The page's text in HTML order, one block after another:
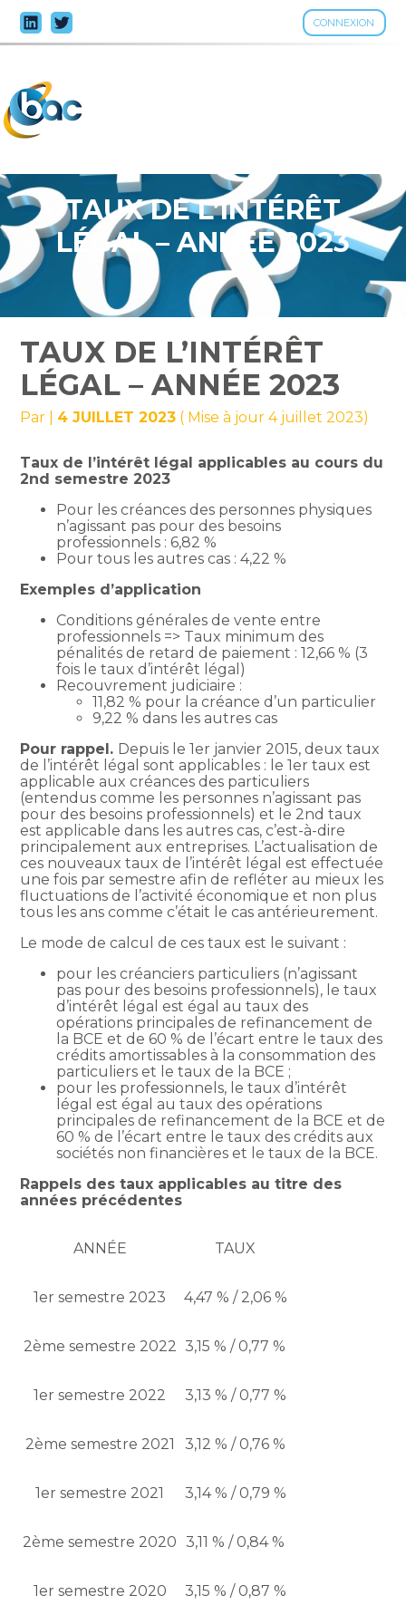
CONNEXION
Aller
au
TAUX DE L’INTÉRÊT
LÉGAL – ANNÉE 2023
TAUX DE L’INTÉRÊT
LÉGAL – ANNÉE 2023
Par 4 JUILLET 2023 ( Mise à jour 4 juillet 2023)
Taux de l’intérêt légal applicables au cours du
2nd semestre 2023
Pour les créances des personnes physiques
n’agissant pas pour des besoins
professionnels : 6,82 %
Pour tous les autres cas : 4,22 %
Exemples d’application
Conditions générales de vente entre
professionnels => Taux minimum des
pénalités de retard de paiement : 12,66 % (3
fois le taux d’intérêt légal)
Recouvrement judiciaire :
11,82 % pour la créance d’un particulier
9,22 % dans les autres cas
Pour rappel. Depuis le 1er janvier 2015, deux taux
de l’intérêt légal sont applicables : le 1er taux est
applicable aux créances des particuliers
(entendus comme les personnes n’agissant pas
pour des besoins professionnels) et le 2nd taux
est applicable dans les autres cas, c’est-à-dire
principalement aux entreprises. L’actualisation de
ces nouveaux taux de l’intérêt légal est effectuée
une fois par semestre afin de refléter au mieux les
fluctuations de l’activité économique et non plus
tous les ans comme c’était le cas antérieurement.
Le mode de calcul de ces taux est le suivant :
pour les créanciers particuliers (n’agissant
pas pour des besoins professionnels), le taux
d’intérêt légal est égal au taux des
opérations principales de refinancement de
la BCE et de 60 % de l’écart entre le taux des
crédits amortissables à la consommation des
particuliers et le taux de la BCE ;
pour les professionnels, le taux d’intérêt
légal est égal au taux des opérations
principales de refinancement de la BCE et de
60 % de l’écart entre le taux des crédits aux
sociétés non financières et le taux de la BCE.
Rappels des taux applicables au titre des
années précédentes
ANNÉE TAUX
1er semestre 2023 4,47 % / 2,06 %
2ème semestre 2022 3,15 % / 0,77 %
1er semestre 2022 3,13 % / 0,77 %
2ème semestre 2021 3,12 % / 0,76 %
1er semestre 2021 3,14 % / 0,79 %
2ème semestre 2020 3,11 % / 0,84 %
1er semestre 2020 3,15 % / 0,87 %